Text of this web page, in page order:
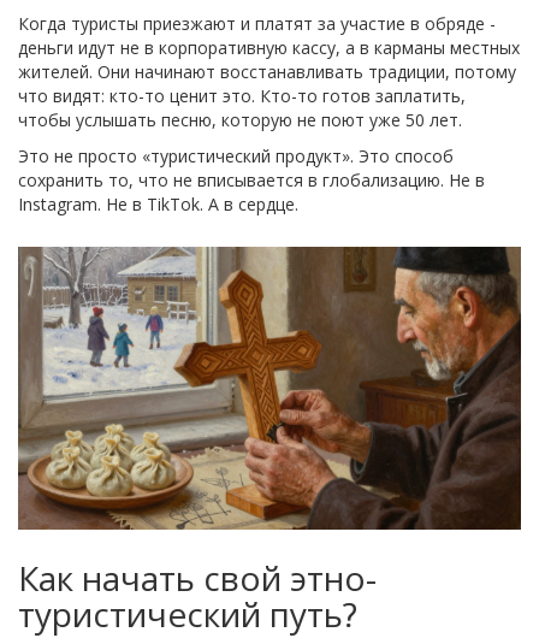
Когда туристы приезжают и платят за участие в обряде -
деньги идут не в корпоративную кассу, а в карманы местных
жителей. Они начинают восстанавливать традиции, потому
что видят: кто-то ценит это. Кто-то готов заплатить,
чтобы услышать песню, которую не поют уже 50 лет.
Это не просто «туристический продукт». Это способ
сохранить то, что не вписывается в глобализацию. Не в
Instagram. Не в TikTok. А в сердце.
Как начать свой этно-
туристический путь?